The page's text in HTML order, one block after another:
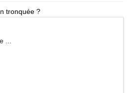
tronquée ?
Nom